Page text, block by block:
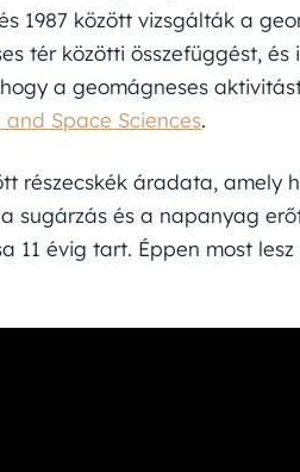
1987 között vizsgálták a
tér közötti összefüggést, és
a geomágneses
Space Sciences.
részecskék áradata, amely
sugárzás és a napanyag
11 évig tart. Éppen most